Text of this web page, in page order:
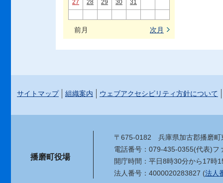
27 28 29 30 31
前月 次月
サイトマップ 組織案内 ウェブアクセシビリティ方針について
播磨町役場
〒675-0182 兵庫県加古郡播磨
電話番号：079-435-0355(代表)フ
開庁時間：平日8時30分から17時
法人番号：4000020283827 (法人